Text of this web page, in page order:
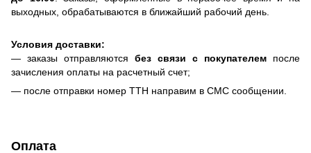
выходных, обрабатываются в ближайший рабочий день.
Условия доставки:
— заказы отправляются без связи с покупателем после
зачисления оплаты на расчетный счет;
— после отправки номер ТТН направим в СМС сообщении.
Оплата